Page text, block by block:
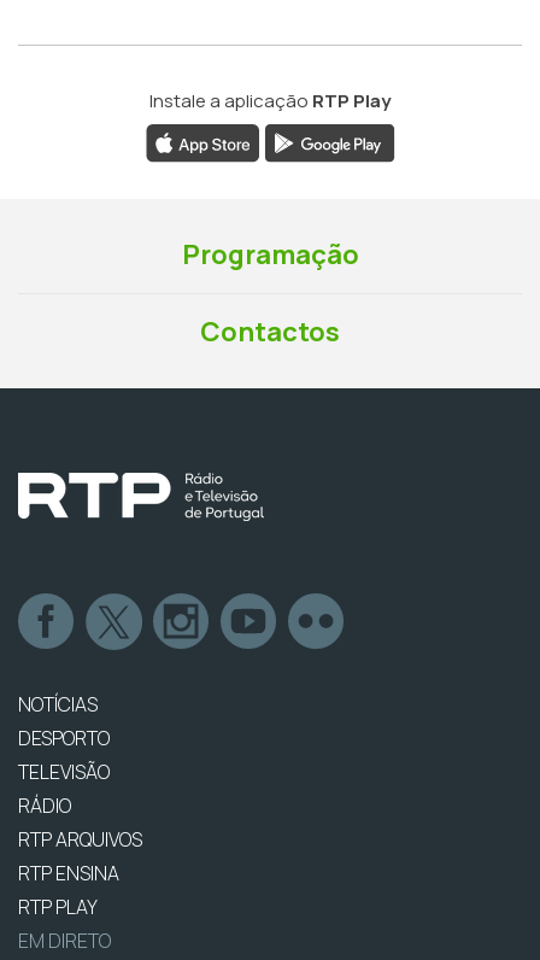
Instale a aplicação RTP Play
Programação
Contactos
NOTÍCIAS
DESPORTO
TELEVISÃO
RÁDIO
RTP ARQUIVOS
RTP ENSINA
RTP PLAY
EM DIRETO